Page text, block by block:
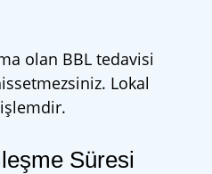
olan BBL tedavisi
Lokal
Süresi